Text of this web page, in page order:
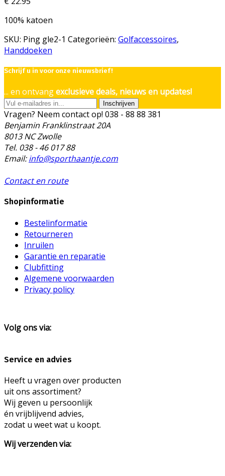
100% katoen
SKU: Ping gle2-1 Categorieën: Golfaccessoires,
Handdoeken
Schrijf u in voor onze nieuwsbrief!
... en ontvangexclusieve deals, nieuws en updates!
Inschrijven
Vragen? Neem contact op! 038 - 88 88 381
Benjamin Franklinstraat 20A
8013 NC Zwolle
Tel. 038 - 46 017 88
Email:info@sporthaantje.com
Contact en route
Shopinformatie
Bestelinformatie
Retourneren
Inruilen
Garantie en reparatie
Clubfitting
Algemene voorwaarden
Privacy policy
Volg ons via:
Service en advies
Heeft u vragen over producten
uit ons assortiment?
Wij geven u persoonlijk
én vrijblijvend advies,
zodat u weet wat u koopt.
Wij verzenden via: